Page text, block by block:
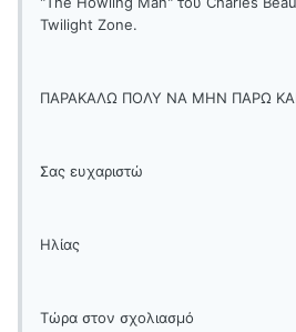
Twilight Zone.
ΠΑΡΑΚΑΛΩ ΠΟΛΥ ΝΑ ΜΗΝ ΠΑΡΩ
Σας ευχαριστώ
Ηλίας
Τώρα στον σχολιασμό